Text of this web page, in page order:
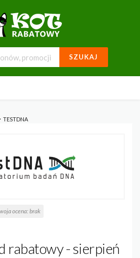
SZUKAJ
TESTDNA
ocena:brak
rabatowy - sierpień